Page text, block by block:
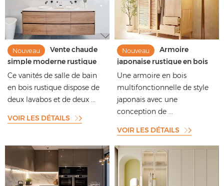
Nouveau
Vente chaude
simple moderne rustique
conception double lavabo
avec miroir
Ce vanités de salle de bain
en bois rustique dispose de
deux lavabos et de deux ...
VOIR LES DÉTAILS
Nouveau
Armoire
japonaise rustique en bois
écologique au design
l'organisation du placard de
la chambre
Une armoire en bois
multifonctionnelle de style
japonais avec une
conception de ...
VOIR LES DÉTAILS